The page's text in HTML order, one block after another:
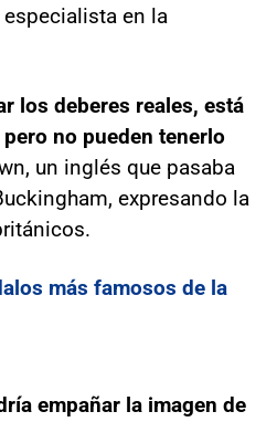
en la
los deberes reales, está
no pueden tenerlo
un inglés que pasaba
expresando la
más famosos de la
empañar la imagen de